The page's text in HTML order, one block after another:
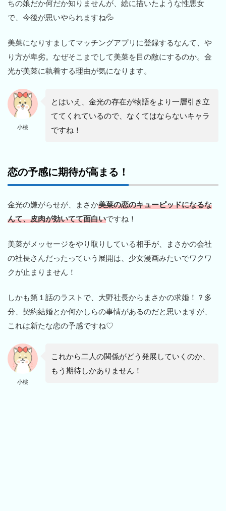
ちの娘だか何だか知りませんが、絵に描いたような性悪女
で、今後が思いやられますね💦
美菜になりすましてマッチングアプリに登録するなんて、や
り方が卑劣。なぜそこまでして美菜を目の敵にするのか。金
光が美菜に執着する理由が気になります。
小桃
とはいえ、金光の存在が物語をより一層引き立
ててくれているので、なくてはならないキャラ
ですね！
恋の予感に期待が高まる！
金光の嫌がらせが、まさか美菜の恋のキューピッドになるな
んて、皮肉が効いてて面白いですね！
美菜がメッセージをやり取りしている相手が、まさかの会社
の社長さんだったっていう展開は、少女漫画みたいでワクワ
クが止まりません！
しかも第１話のラストで、大野社長からまさかの求婚！？多
分、契約結婚とか何かしらの事情があるのだと思いますが、
これは新たな恋の予感ですね♡
小桃
これから二人の関係がどう発展していくのか、
もう期待しかありません！